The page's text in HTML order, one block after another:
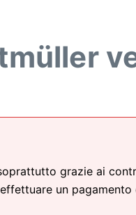
grazie ai
un